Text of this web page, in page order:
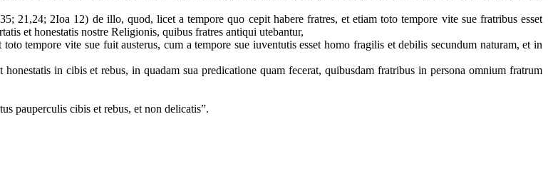
21,24; 2Ioa 12) de illo, quod, licet a tempore quo cepit habere fratres, et etiam toto tempore vite sue fratribus esset
et honestatis nostre Religionis, quibus fratres antiqui utebantur,
tempore vite sue fuit austerus, cum a tempore sue iuventutis esset homo fragilis et debilis secundum naturam, et in
in cibis et rebus, in quadam sua predicatione quam fecerat, quibusdam fratribus in persona omnium fratrum
pauperculis cibis et rebus, et non delicatis”.